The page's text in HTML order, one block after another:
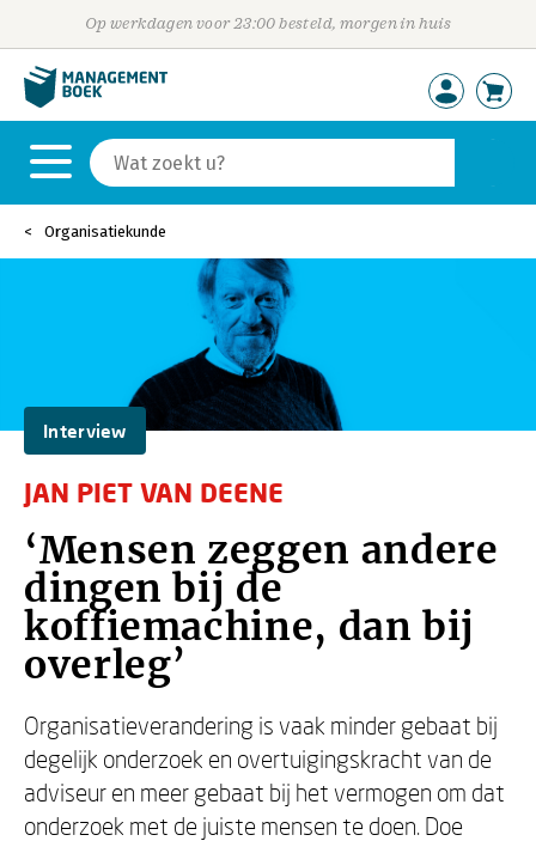
Op werkdagen voor 23:00 besteld, morgen in huis
Organisatiekunde
Interview
JAN PIET VAN DEENE
‘Mensen zeggen andere
dingen bij de
koffiemachine, dan bij
overleg’
Organisatieverandering is vaak minder gebaat bij
degelijk onderzoek en overtuigingskracht van de
adviseur en meer gebaat bij het vermogen om dat
onderzoek met de juiste mensen te doen. Doe